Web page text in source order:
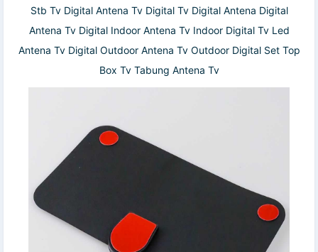
Stb Tv Digital Antena Tv Digital Tv Digital Antena Digital
Antena Tv Digital Indoor Antena Tv Indoor Digital Tv Led
Antena Tv Digital Outdoor Antena Tv Outdoor Digital Set Top
Box Tv Tabung Antena Tv